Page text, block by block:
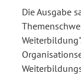
Die Ausgabe